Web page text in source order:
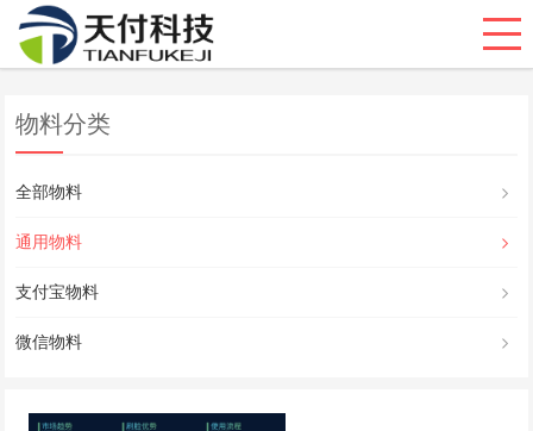
物料分类
全部物料
通用物料
支付宝物料
微信物料